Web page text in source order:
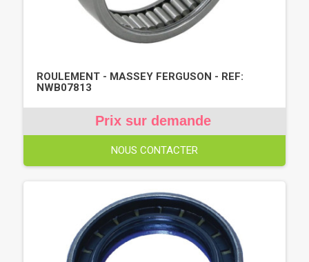
ROULEMENT - MASSEY FERGUSON - REF:
NWB07813
Prix sur demande
NOUS CONTACTER